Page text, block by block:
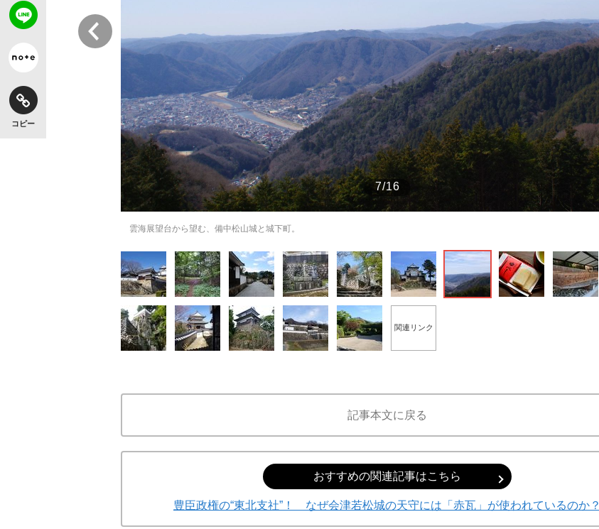
「目標達成できなかったからと言って…」サッカー日本代表・森保一監督...
もっと見る
もっと見る
コピー
7/16
雲海展望台から望む、備中松山城と城下町。
関連リンク
記事本文に戻る
おすすめの関連記事はこちら
豊臣政権の“東北支社”！ なぜ会津若松城の天守には「赤瓦」が使われているのか？